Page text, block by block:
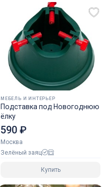
МЕБЕЛЬ И ИНТЕРЬЕР
Подставка под Новогоднюю
ёлку
590 ₽
Москва
Зелёный заяц
Купить